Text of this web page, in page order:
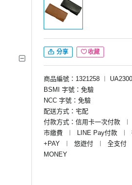
分享 收藏
商品編號：1321258 ︱
BSMI 字號：免驗
NCC 字號：免驗
配送方式：宅配
付款方式：信用卡一次付款
︱
市繳費
︱ LINE Pay付款 ︱
+PAY
︱ 悠遊付 ︱ 全支付
MONEY